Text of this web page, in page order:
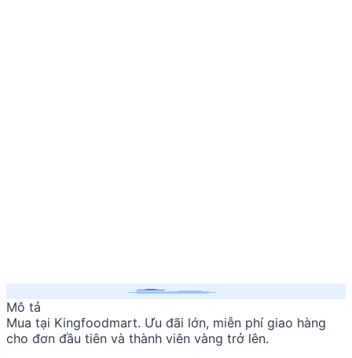
Mô tả
Mua tại Kingfoodmart. Ưu đãi lớn, miễn phí giao hàng
cho đơn đầu tiên và thành viên vàng trở lên.